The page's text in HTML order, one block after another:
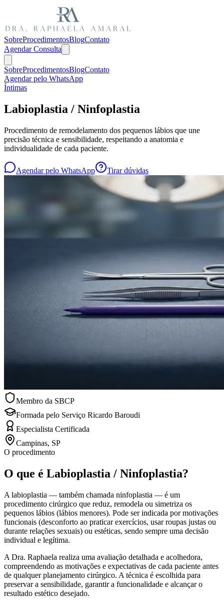
SobreProcedimentosBlogContato
Agendar Consulta
SobreProcedimentosBlogContato
Agendar pelo WhatsApp
Íntimas
Labioplastia / Ninfoplastia
Procedimento de remodelamento dos pequenos lábios que une
precisão técnica e sensibilidade, respeitando a anatomia e
individualidade de cada paciente.
Agendar pelo WhatsApp Tirar dúvidas
Membro da SBCP
Formada pelo Serviço Ricardo Baroudi
Especialista Certificada
Campinas, SP
O procedimento
O que é Labioplastia / Ninfoplastia?
A labioplastia — também chamada ninfoplastia — é um
procedimento cirúrgico que reduz, remodela ou simetriza os
pequenos lábios (lábios menores). Pode ser indicada por motivações
funcionais (desconforto ao praticar exercícios, usar roupas justas ou
durante relações sexuais) ou estéticas, sendo sempre uma decisão
individual e legítima.
A Dra. Raphaela realiza uma avaliação detalhada e acolhedora,
compreendendo as motivações e expectativas de cada paciente antes
de qualquer planejamento cirúrgico. A técnica é escolhida para
preservar a sensibilidade, garantir a funcionalidade e alcançar o
resultado estético desejado.